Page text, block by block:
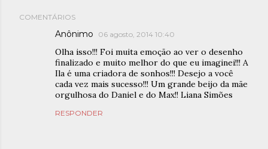
COMENTÁRIOS
Anônimo 06 agosto, 2014 10:40
Olha isso!!! Foi muita emoção ao ver o desenho
finalizado e muito melhor do que eu imaginei!!! A
Ila é uma criadora de sonhos!!! Desejo a você
cada vez mais sucesso!!! Um grande beijo da mãe
orgulhosa do Daniel e do Max!! Liana Simões
RESPONDER